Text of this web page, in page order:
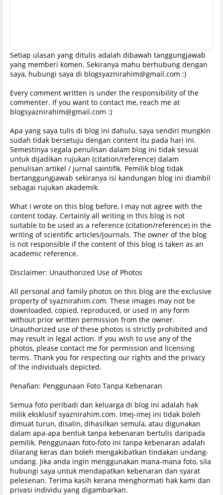
Setiap ulasan yang ditulis adalah dibawah tanggungjawab
yang memberi komen. Sekiranya mahu berhubung dengan
saya, hubungi saya di blogsyaznirahim@gmail.com :)
Every comment written is under the responsibility of the
commenter. If you want to contact me, reach me at
blogsyaznirahim@gmail.com :)
Apa yang saya tulis di blog ini dahulu, saya sendiri mungkin
sudah tidak bersetuju dengan content itu pada hari ini.
Semestinya segala penulisan dalam blog ini tidak sesuai
untuk dijadikan rujukan (citation/reference) dalam
penulisan artikel / jurnal saintifik. Pemilik blog tidak
bertanggungjawab sekiranya isi kandungan blog ini diambil
sebagai rujukan akademik.
What I wrote on this blog before, I may not agree with the
content today. Certainly all writing in this blog is not
suitable to be used as a reference (citation/reference) in the
writing of scientific articles/journals. The owner of the blog
is not responsible if the content of this blog is taken as an
academic reference.
Disclaimer: Unauthorized Use of Photos
All personal and family photos on this blog are the exclusive
property of syaznirahim.com. These images may not be
downloaded, copied, reproduced, or used in any form
without prior written permission from the owner.
Unauthorized use of these photos is strictly prohibited and
may result in legal action. If you wish to use any of the
photos, please contact me for permission and licensing
terms. Thank you for respecting our rights and the privacy
of the individuals depicted.
Penafian: Penggunaan Foto Tanpa Kebenaran
Semua foto peribadi dan keluarga di blog ini adalah hak
milik eksklusif syaznirahim.com. Imej-imej ini tidak boleh
dimuat turun, disalin, dihasilkan semula, atau digunakan
dalam apa-apa bentuk tanpa kebenaran bertulis daripada
pemilik. Penggunaan foto-foto ini tanpa kebenaran adalah
dilarang keras dan boleh mengakibatkan tindakan undang-
undang. Jika anda ingin menggunakan mana-mana foto, sila
hubungi saya untuk mendapatkan kebenaran dan syarat
pelesenan. Terima kasih kerana menghormati hak kami dan
privasi individu yang digambarkan.